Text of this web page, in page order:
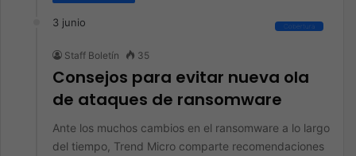
3 junio Cobertura
Staff Boletín 35
Consejos para evitar nueva ola
de ataques de ransomware
Ante los muchos cambios en el ransomware a lo largo
del tiempo, Trend Micro comparte recomendaciones